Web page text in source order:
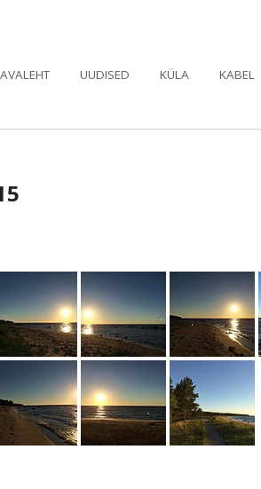
AVALEHT UUDISED KÜLA KABEL